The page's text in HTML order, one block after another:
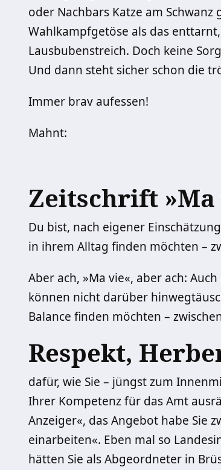
oder Nachbars Katze am
Wahlkampfgetöse als das
Lausbubenstreich. Doch keine
Und dann steht sicher schon die
Immer brav aufessen!
Mahnt:
Zeitschrift »Ma
Du bist, nach eigener
in ihrem Alltag finden möchten –
Aber ach, »Ma vie«, aber ach:
können nicht darüber
Balance finden möchten –
Respekt,
dafür, wie Sie – jüngst zum
Ihrer Kompetenz für das Amt
Anzeiger«, das Angebot habe Sie
einarbeiten«. Eben mal so
hätten Sie als Abgeordneter in